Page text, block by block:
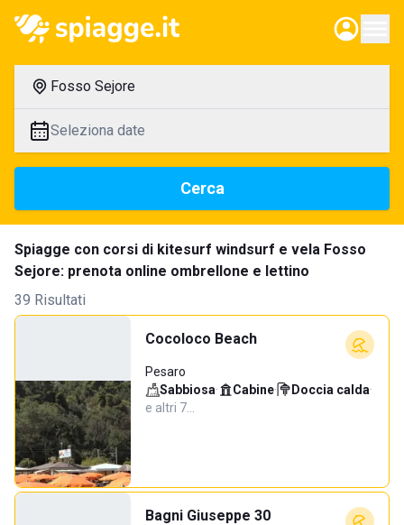
Fosso Sejore
Seleziona date
Cerca
Spiagge con corsi di kitesurf windsurf e vela Fosso
Sejore: prenota online ombrellone e lettino
39 Risultati
Cocoloco Beach
Pesaro
Sabbiosa· Cabine· Doccia calda·
e altri 7…
Bagni Giuseppe 30